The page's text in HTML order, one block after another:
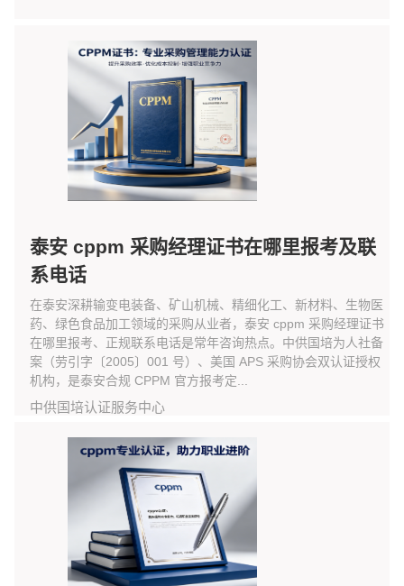
泰安 cppm 采购经理证书在哪里报考及联
系电话
在泰安深耕输变电装备、矿山机械、精细化工、新材料、生物医
药、绿色食品加工领域的采购从业者，泰安 cppm 采购经理证书
在哪里报考、正规联系电话是常年咨询热点。中供国培为人社备
案（劳引字〔2005〕001 号）、美国 APS 采购协会双认证授权
机构，是泰安合规 CPPM 官方报考定...
中供国培认证服务中心